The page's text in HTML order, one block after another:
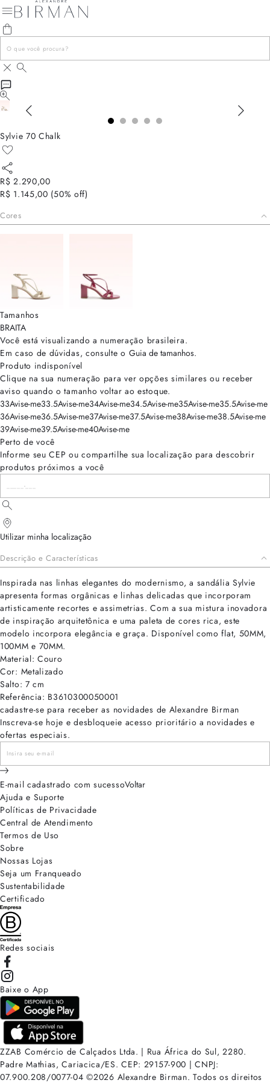
Sylvie 70 Chalk
R$ 2.290,00
R$ 1.145,00 (50% off)
Cores
Tamanhos
BRAITA
Você está visualizando a numeração brasileira.
Em caso de dúvidas, consulte o Guia de tamanhos.
Produto indisponível
Clique na sua numeração para ver opções similares ou receber
aviso quando o tamanho voltar ao estoque.
33Avise-me33.5Avise-me34Avise-me34.5Avise-me35Avise-me35.5Avise-me
36Avise-me36.5Avise-me37Avise-me37.5Avise-me38Avise-me38.5Avise-me
39Avise-me39.5Avise-me40Avise-me
Perto de você
Informe seu CEP ou compartilhe sua localização para descobrir
produtos próximos a você
Utilizar minha localização
Descrição e Características
Inspirada nas linhas elegantes do modernismo, a sandália Sylvie
apresenta formas orgânicas e linhas delicadas que incorporam
artisticamente recortes e assimetrias. Com a sua mistura inovadora
de inspiração arquitetônica e uma paleta de cores rica, este
modelo incorpora elegância e graça. Disponível como flat, 50MM,
100MM e 70MM.
Material: Couro
Cor: Metalizado
Salto: 7 cm
Referência: B3610300050001
cadastre-se para receber as novidades de Alexandre Birman
Inscreva-se hoje e desbloqueie acesso prioritário a novidades e
ofertas especiais.
E-mail cadastrado com sucessoVoltar
Ajuda e Suporte
Políticas de Privacidade
Central de Atendimento
Termos de Uso
Sobre
Nossas Lojas
Seja um Franqueado
Sustentabilidade
Certificado
Redes sociais
Baixe o App
ZZAB Comércio de Calçados Ltda. | Rua África do Sul, 2280.
Padre Mathias, Cariacica/ES. CEP: 29157-900 | CNPJ:
07.900.208/0077-04 ©2026 Alexandre Birman. Todos os direitos